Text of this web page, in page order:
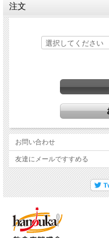
注文
お問い合わせ
友達にメールですすめる